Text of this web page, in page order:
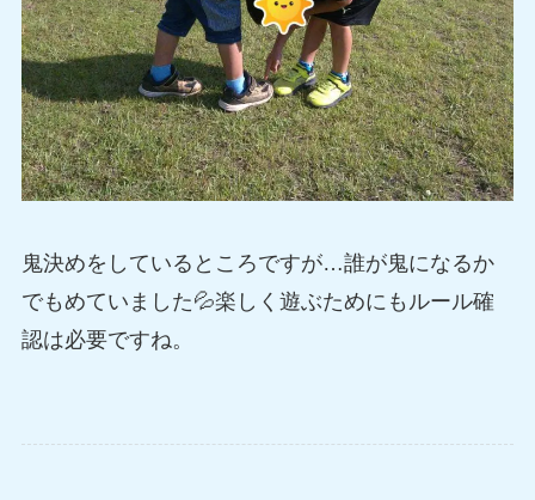
鬼決めをしているところですが…誰が鬼になるか
でもめていました💦楽しく遊ぶためにもルール確
認は必要ですね。